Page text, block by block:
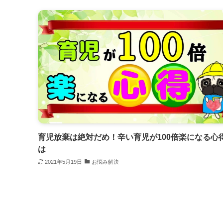
育児放棄は絶対だめ！辛い育児が100倍楽になる心
は
2021年5月19日 お悩み解決